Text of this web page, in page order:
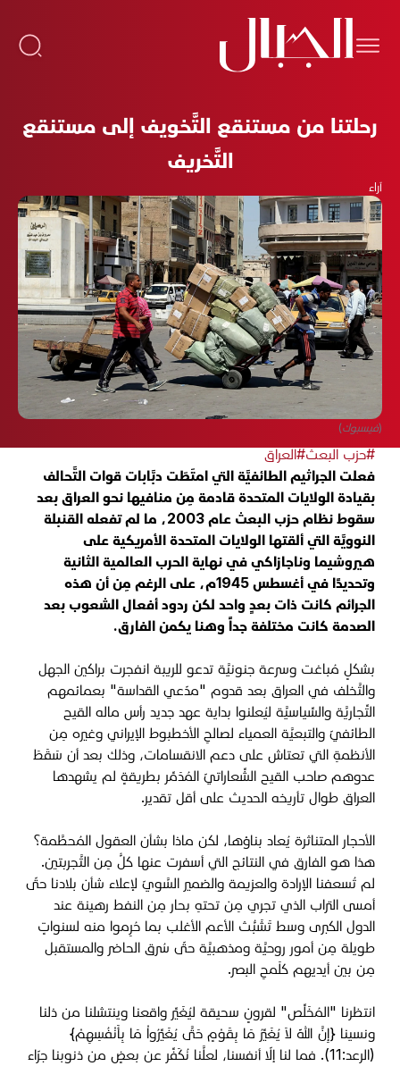
رحلتنا من مستنقع التَّخويف إلى مستنقع
التَّخريف
آراء
(فيسبوك)
#حزب البعث#العراق
فعلت الجراثيم الطائفيَّة التي امتَطَت دبَّابات قوات التَّحالف
بقيادة الولايات المتحدة قادمة مِن منافيها نحو العراق بعد
سقوط نظام حزب البعث عام 2003، ما لم تفعله القنبلة
النوويَّة التي ألقتها الولايات المتحدة الأمريكية على
هيروشيما وناجازاكي في نهاية الحرب العالمية الثانية
وتحديدًا في أغسطس 1945م، على الرغم مِن أن هذه
الجرائم كانت ذات بعدٍ واحد لكن ردود أفعال الشعوب بعد
الصدمة كانت مختلفة جداً وهنا يكمن الفارق.
بشكلٍ مُباغت وسرعة جنونيَّة تدعو للريبة انفجرت براكين الجهل
والتَّخلف في العراق بعد قدوم "مدّعي القداسة" بعمائمهم
التِّجاريَّة والسِّياسيَّة ليُعلنوا بداية عهد جديد رأس ماله القيح
الطائفيّ والتبعيَّة العمياء لصالحِ الأخطبوط الإيراني وغيره مِن
الأنظمةِ التي تعتاش على دعم الانقسامات، وذلك بعد أن سَقَطَ
عدوهم صاحب القيح الشِّعاراتيّ المُدَمِّر بطريقةٍ لم يشهدها
العراق طوال تأريخه الحديث على أقل تقدير.
الأحجار المتناثرة يُعاد بناؤها، لكن ماذا بشأن العقول المُحطَّمة؟
هذا هو الفارق في النتائج التي أسفرت عنها كلٌّ مِن التَّجربتين.
لم تُسعفنا الإرادة والعزيمة والضمير السَّويّ لإعلاء شأن بلادنا حتّى
أمسى التراب الذي تجري مِن تحتهِ بحار مِن النفط رهينة عند
الدول الكبرى وسط تَشَبُّث الأعم الأغلب بما حُرِموا منه لسنواتٍ
طويلة مِن أمور روحيَّة ومذهبيَّة حتّى سُرق الحاضر والمستقبل
مِن بين أيديهم كلَمحِ البصر.
انتظرنا "المُخَلِّص" لقرونٍ سحيقة ليُغَيِّر واقعنا وينتشلنا من ذلنا
ونسينا {إِنَّ اللّهَ لاَ يُغَيِّرُ مَا بِقَوْمٍ حَتَّى يُغَيِّرُواْ مَا بِأَنْفُسِهِمْ}
(الرعد:11). فما لنا إلّا أنفسنا، لعلَّنا نُكَفِّر عن بعضٍ من ذنوبنا جرّاء